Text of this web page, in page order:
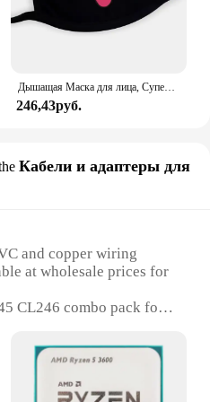
Дышащая Маска для лица, Супер милое выражение, улыбка, для корейского черного Kpop, унисекс, кавайная хлопковая маска для рта, аниме
246,43руб.
Кабели и адаптеры для
and copper wiring
at wholesale prices for
CL246 combo pack for
design with a focus
for connecting
to your PC